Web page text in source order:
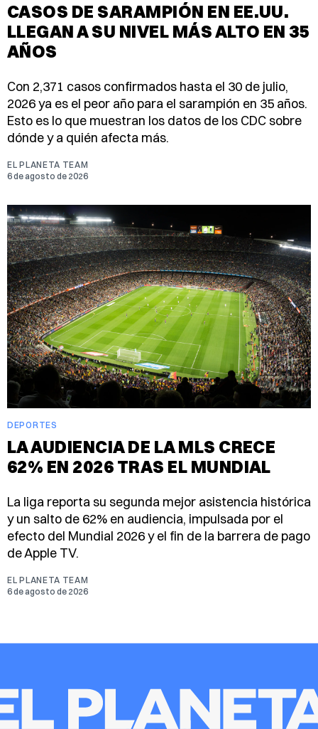
CASOS DE SARAMPIÓN EN EE.UU.
LLEGAN A SU NIVEL MÁS ALTO EN 35
AÑOS
Con 2,371 casos confirmados hasta el 30 de julio,
2026 ya es el peor año para el sarampión en 35 años.
Esto es lo que muestran los datos de los CDC sobre
dónde y a quién afecta más.
EL PLANETA TEAM
6 de agosto de 2026
DEPORTES
LA AUDIENCIA DE LA MLS CRECE
62% EN 2026 TRAS EL MUNDIAL
La liga reporta su segunda mejor asistencia histórica
y un salto de 62% en audiencia, impulsada por el
efecto del Mundial 2026 y el fin de la barrera de pago
de Apple TV.
EL PLANETA TEAM
6 de agosto de 2026